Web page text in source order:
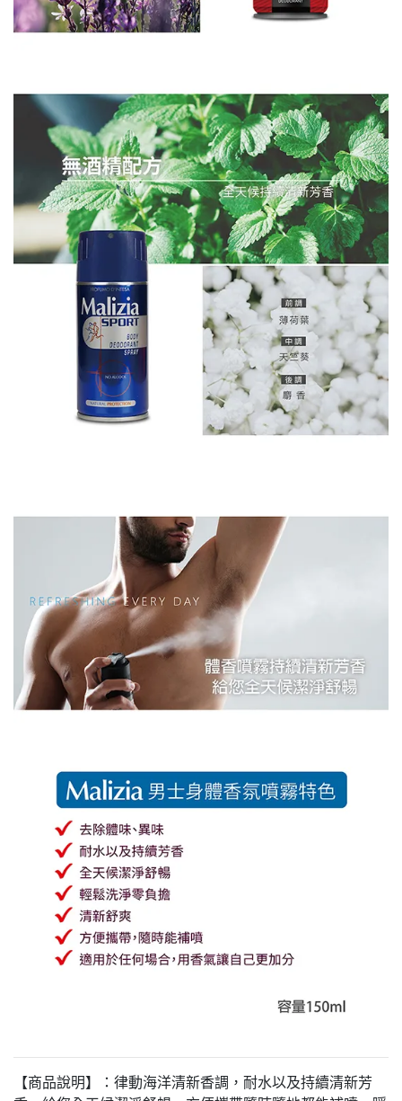
【商品說明】：律動海洋清新香調，耐水以及持續清新芳